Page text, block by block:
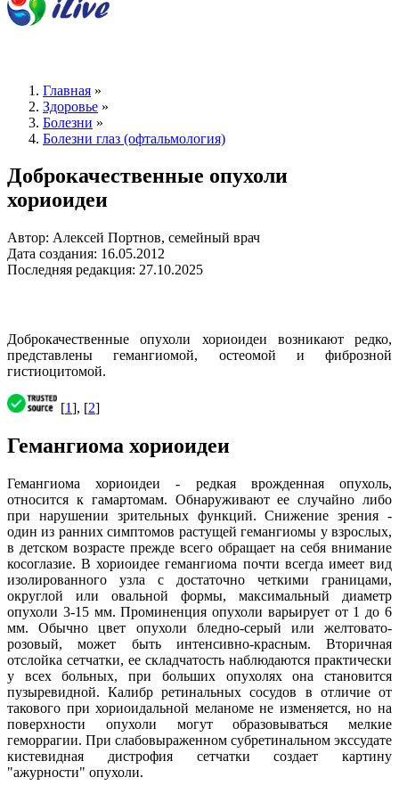
Главная »
Здоровье »
Болезни »
Болезни глаз (офтальмология)
Доброкачественные опухоли
хориоидеи
Автор: Алексей Портнов, семейный врач
Дата создания: 16.05.2012
Последняя редакция: 27.10.2025
Доброкачественные опухоли хориоидеи возникают редко,
представлены гемангиомой, остеомой и фиброзной
гистиоцитомой.
[1], [2]
Гемангиома хориоидеи
Гемангиома хориоидеи - редкая врожденная опухоль,
относится к гамартомам. Обнаруживают ее случайно либо
при нарушении зрительных функций. Снижение зрения -
один из ранних симптомов растущей гемангиомы у взрослых,
в детском возрасте прежде всего обращает на себя внимание
косоглазие. В хориоидее гемангиома почти всегда имеет вид
изолированного узла с достаточно четкими границами,
округлой или овальной формы, максимальный диаметр
опухоли 3-15 мм. Проминенция опухоли варьирует от 1 до 6
мм. Обычно цвет опухоли бледно-серый или желтовато-
розовый, может быть интенсивно-красным. Вторичная
отслойка сетчатки, ее складчатость наблюдаются практически
у всех больных, при больших опухолях она становится
пузыревидной. Калибр ретинальных сосудов в отличие от
такового при хориоидальной меланоме не изменяется, но на
поверхности опухоли могут образовываться мелкие
геморрагии. При слабовыраженном субретинальном экссудате
кистевидная дистрофия сетчатки создает картину
"ажурности" опухоли.